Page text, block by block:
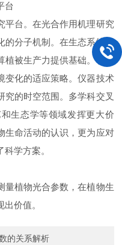
台
台。在光合作用机理研究
的分子机制。在生态系统碳
植被生产力提供基础。在气
变化的适应策略。仪器技术
究的时空范围。多学科交叉
生态学等领域发挥更大价
生命活动的认识，更为应对
学方案。
量植物光合参数，在植物生
价值。
的关系解析